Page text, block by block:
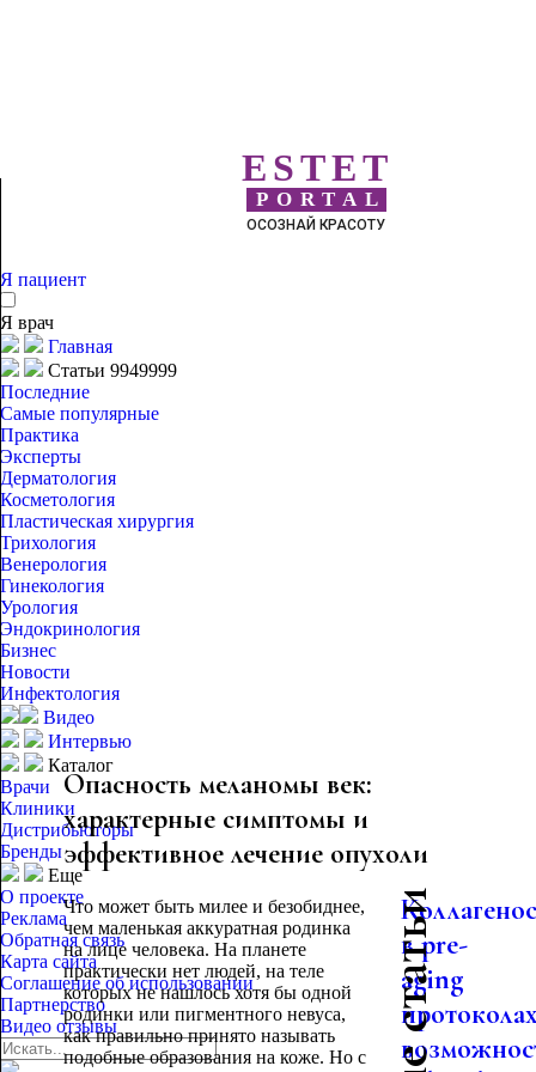
ESTET
PORTAL
ОСОЗНАЙ КРАСОТУ
Я пациент
Я врач
Главная
Статьи 9949999
Последние
Самые популярные
Практика
Эксперты
Дерматология
Косметология
Пластическая хирургия
Трихология
Венерология
Гинекология
Урология
Эндокринология
Бизнес
Новости
Инфектология
Видео
Интервью
Каталог
Врачи
Клиники
Дистрибьюторы
Бренды
Еще
О проекте
Реклама
Обратная связь
Карта сайта
Соглашение об использовании
Партнерство
Видео отзывы
Опасность меланомы век:
характерные симптомы и
эффективное лечение опухоли
Что может быть милее и безобиднее,
чем маленькая аккуратная родинка
на лице человека. На планете
практически нет людей, на теле
которых не нашлось хотя бы одной
родинки или пигментного невуса,
как правильно принято называть
подобные образования на коже. Но с
в pre-
aging